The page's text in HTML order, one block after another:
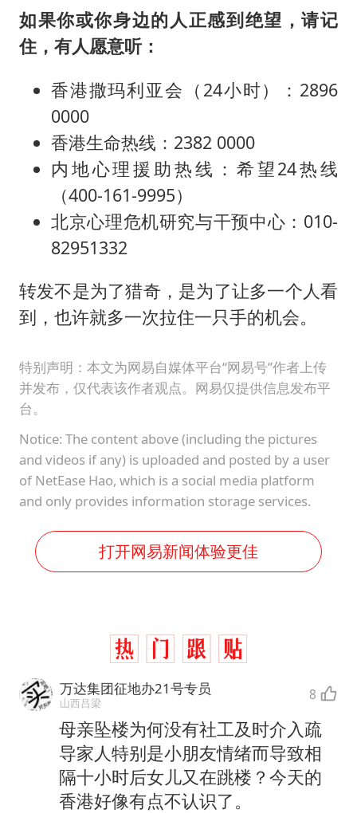
如果你或你身边的人正感到绝望，请记
住，有人愿意听：
香港撒玛利亚会（24小时）：2896
0000
香港生命热线：2382 0000
内地心理援助热线：希望24热线
（400-161-9995）
北京心理危机研究与干预中心：010-
82951332
转发不是为了猎奇，是为了让多一个人看
到，也许就多一次拉住一只手的机会。
特别声明：本文为网易自媒体平台“网易号”作者上传
并发布，仅代表该作者观点。网易仅提供信息发布平
台。
Notice: The content above (including the pictures
and videos if any) is uploaded and posted by a user
of NetEase Hao, which is a social media platform
and only provides information storage services.
打开网易新闻体验更佳
万达集团征地办21号专员
山西吕梁 8
母亲坠楼为何没有社工及时介入疏
导家人特别是小朋友情绪而导致相
隔十小时后女儿又在跳楼？今天的
香港好像有点不认识了。